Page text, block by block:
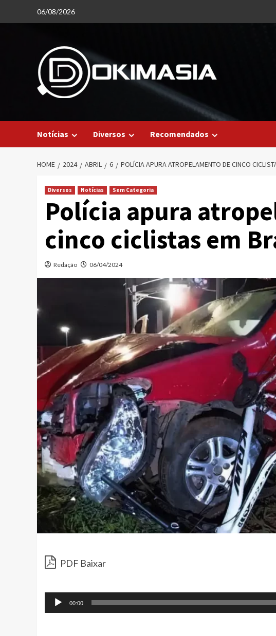
06/08/2026
Notícias Diversos Recomendados
HOME 2024 ABRIL 6 POLÍCIA APURA ATROPELAMENTO DE CINCO
Diversos Notícias Sem Categoria
Polícia apura
cinco ciclistas em
Redação 06/04/2024
PDF Baixar
00:00